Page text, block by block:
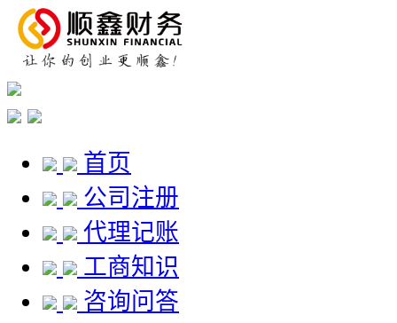
首页
公司注册
代理记账
工商知识
咨询问答